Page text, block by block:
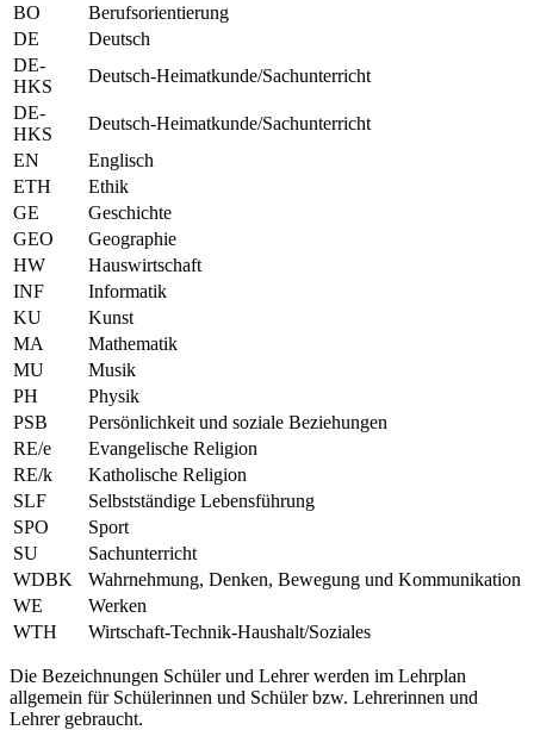
BO
Berufsorientierung
DE
Deutsch
DE-
HKS
Deutsch-Heimatkunde/Sachunterricht
DE-
HKS
Deutsch-Heimatkunde/Sachunterricht
EN
Englisch
ETH
Ethik
GE
Geschichte
GEO
Geographie
HW
Hauswirtschaft
INF
Informatik
KU
Kunst
MA
Mathematik
MU
Musik
PH
Physik
PSB
Persönlichkeit und soziale Beziehungen
RE/e
Evangelische Religion
RE/k
Katholische Religion
SLF
Selbstständige Lebensführung
SPO
Sport
SU
Sachunterricht
WDBK
Wahrnehmung, Denken, Bewegung und Kommunikation
WE
Werken
WTH
Wirtschaft-Technik-Haushalt/Soziales
Die Bezeichnungen Schüler und Lehrer werden im Lehrplan
allgemein für Schülerinnen und Schüler bzw. Lehrerinnen und
Lehrer gebraucht.